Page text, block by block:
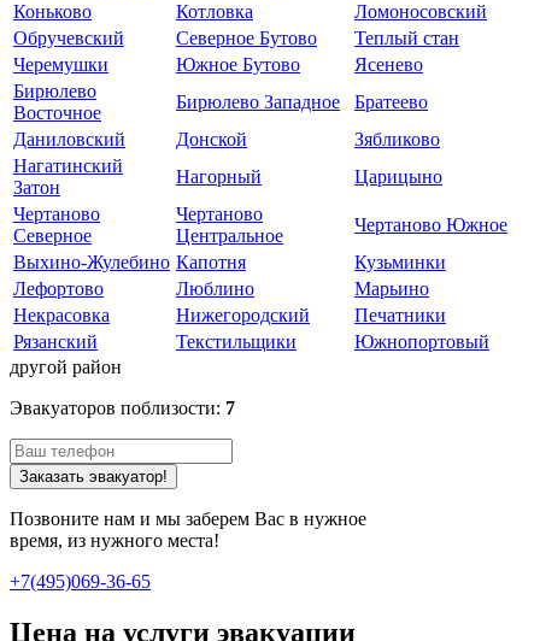
Коньково
Котловка
Ломоносовский
Обручевский
Северное Бутово
Теплый стан
Черемушки
Южное Бутово
Ясенево
Бирюлево
Восточное
Бирюлево Западное
Братеево
Даниловский
Донской
Зябликово
Нагатинский
Затон
Нагорный
Царицыно
Чертаново
Северное
Чертаново
Центральное
Чертаново Южное
Выхино-Жулебино Капотня
Кузьминки
Лефортово
Люблино
Марьино
Некрасовка
Нижегородский
Печатники
Рязанский
Текстильщики
Южнопортовый
другой район
Эвакуаторов поблизости: 7
Заказать эвакуатор!
Позвоните нам и мы заберем Вас в нужное
время, из нужного места!
+7(495)069-36-65
Цена на услуги эвакуации